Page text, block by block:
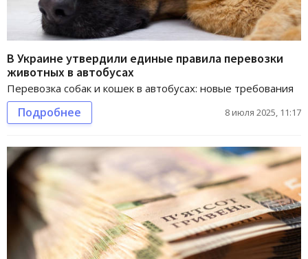
В Украине утвердили единые правила перевозки
животных в автобусах
Перевозка собак и кошек в автобусах: новые требования
Подробнее 8 июля 2025, 11:17